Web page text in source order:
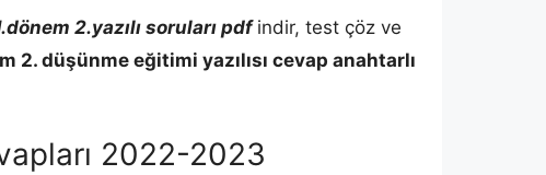
2.yazılı soruları pdf indir, test çöz ve
2. düşünme eğitimi yazılısı cevap anahtarlı
2022-2023